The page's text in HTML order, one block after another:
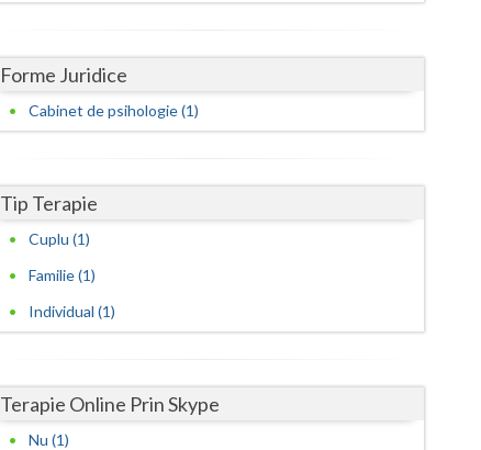
Hunedoara
Ialomita
Ilfov
Olt
Forme Juridice
Cabinet de psihologie (1)
Tip Terapie
Cuplu (1)
Familie (1)
Individual (1)
Terapie Online Prin Skype
Nu (1)